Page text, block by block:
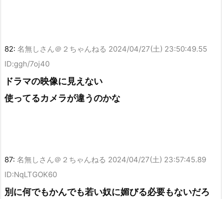
82: 名無しさん＠２ちゃんねる 2024/04/27(土) 23:50:49.55
ID:ggh/7oj40
ドラマの映像に見えない
使ってるカメラが違うのかな
87: 名無しさん＠２ちゃんねる 2024/04/27(土) 23:57:45.89
ID:NqLTGOK60
別に何でもかんでも若い奴に媚びる必要もないだろ